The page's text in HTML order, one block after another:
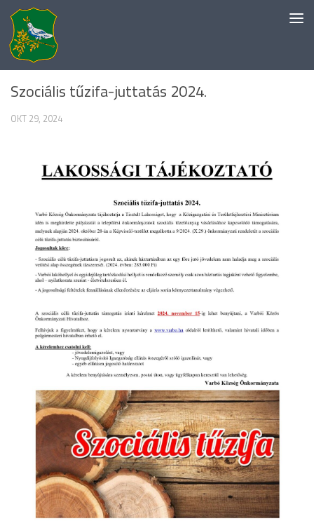
Skip to content
EGYÉB KATEGÓRIA
Szociális tűzifa-juttatás 2024.
OKT 29, 2024